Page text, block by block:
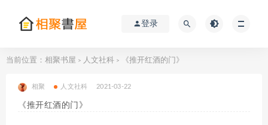
登录
当前位置： 相聚书屋 > 人文社科 > 《推开红酒的门》
相聚 人文社科 2021-03-22
《推开红酒的门》